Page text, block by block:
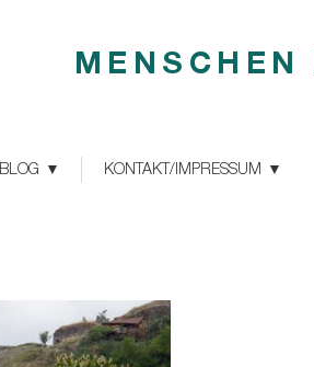
MENSCHEN
BLOG KONTAKT/IMPRESSUM